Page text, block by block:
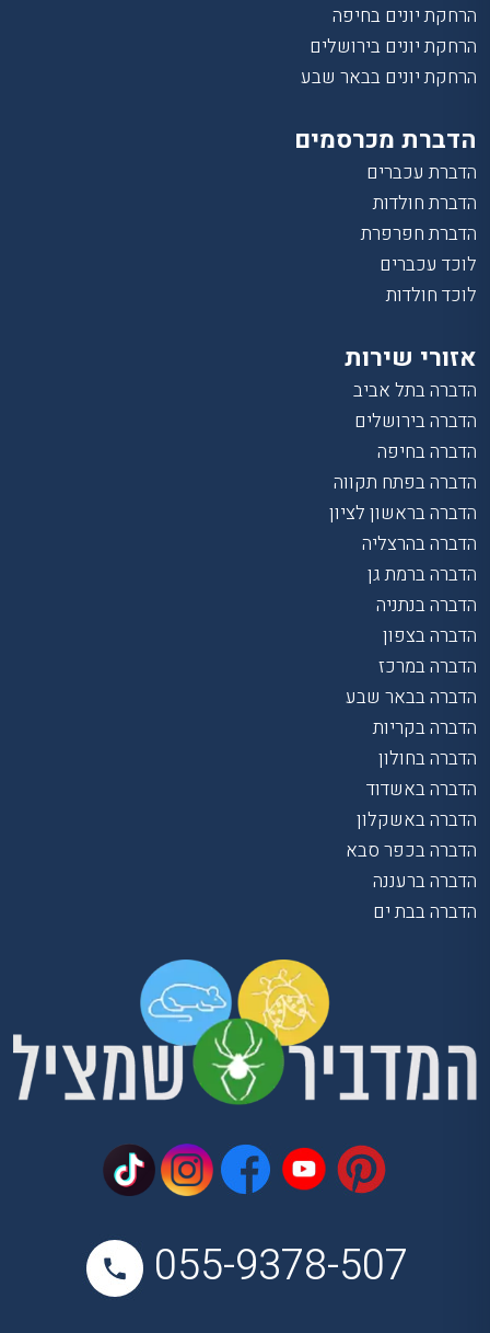
הרחקת יונים בחיפה
הרחקת יונים בירושלים
הרחקת יונים בבאר שבע
הדברת מכרסמים
הדברת עכברים
הדברת חולדות
הדברת חפרפרת
לוכד עכברים
לוכד חולדות
אזורי שירות
הדברה בתל אביב
הדברה בירושלים
הדברה בחיפה
הדברה בפתח תקווה
הדברה בראשון לציון
הדברה בהרצליה
הדברה ברמת גן
הדברה בנתניה
הדברה בצפון
הדברה במרכז
הדברה בבאר שבע
הדברה בקריות
הדברה בחולון
הדברה באשדוד
הדברה באשקלון
הדברה בכפר סבא
הדברה ברעננה
הדברה בבת ים
055-9378-507